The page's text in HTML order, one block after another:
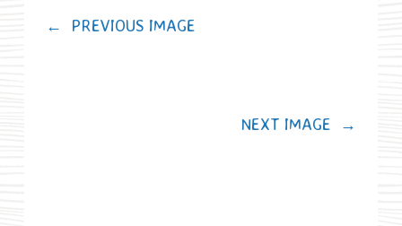
← PREVIOUS IMAGE
NEXT IMAGE →